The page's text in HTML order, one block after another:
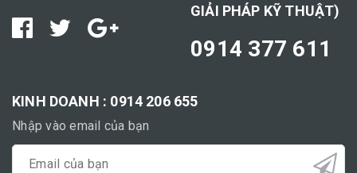
GIẢI PHÁP KỸ THUẬT)
0914 377 611
KINH DOANH : 0914 206 655
Nhập vào email của bạn